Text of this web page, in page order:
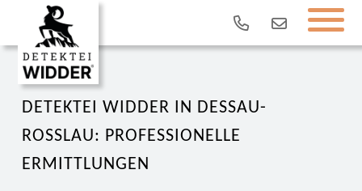
DETEKTEI WIDDER IN DESSAU-
ROSSLAU: PROFESSIONELLE E
RMITTLUNGEN